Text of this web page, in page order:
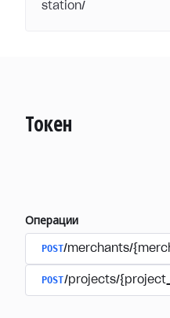
station/
Токен
Операции
POST/merchants/
POST/projects/